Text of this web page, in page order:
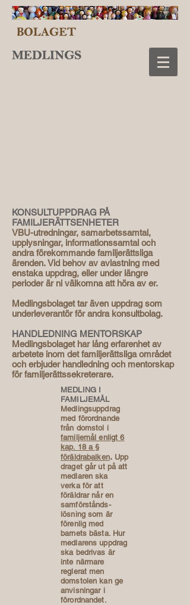
KONSULTUPPDRAG PÅ
FAMILJERÄTTSENHETER
VBU-utredningar, samarbetssamtal,
upplysningar, informationssamtal och
andra förekommande familjerättsliga
ärenden.Vid behov av avlastning med
enstaka uppdrag, eller under längre
perioder är ni välkomna att höra av er.
Medlingsbolaget tar även uppdrag som
underleverantör för andra konsultbolag.
HANDLEDNING MENTORSKAP
Medlingsbolaget har lång erfarenhet av
arbetete inom det familjerättsliga området
och erbjuder handledning och mentorskap
för familjerättssekreterare.​
MEDLING I
FAMILJEMÅL​
Medlingsuppdrag
med förordnande
från domstol i
familjemål enligt 6
kap. 18 a §
föräldrabalken. Upp
draget går ut på att
medlaren ska
verka för att
föräldrar når en
samförstånds­
lösning som är
förenlig med
barnets bästa. Hur
medlarens uppdrag
ska bedrivas är
inte närmare
reglerat men
domstolen kan ge
anvisningar i
förordnandet.